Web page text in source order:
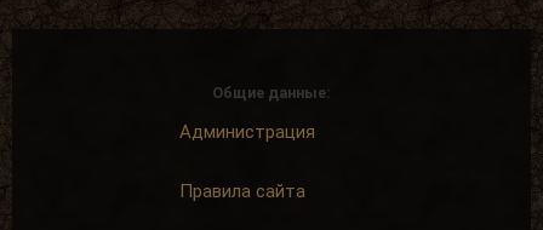
Общие данные:
Администрация
Правила сайта